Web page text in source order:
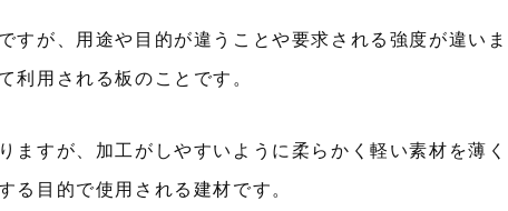
すが、用途や目的が違うことや要求される強度が違いま
利用される板のことです。
ますが、加工がしやすいように柔らかく軽い素材を薄く
る目的で使用される建材です。